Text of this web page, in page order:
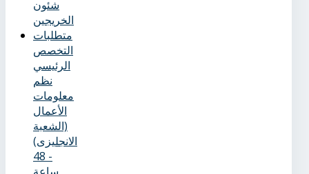
شئون
الخريجين
متطلبات
التخصص
الرئيسي
نظم
معلومات
الأعمال
(الشعبة
الانجليزى)
- 48